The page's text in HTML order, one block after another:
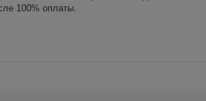
100% оплаты.